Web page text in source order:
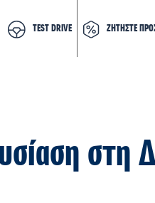
TEST DRIVE ΖΗΤΗΣΤΕ
στη